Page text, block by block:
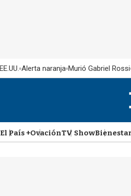
Alerta naranja Murió Gabriel Rossi
El País +OvaciónTV Show